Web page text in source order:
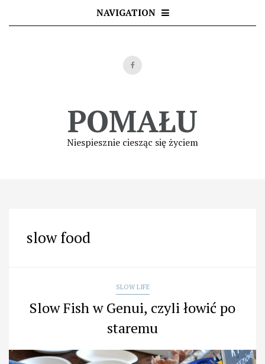
NAVIGATION
POMAŁU
Niespiesznie ciesząc się życiem
slow food
SLOW LIFE
Slow Fish w Genui, czyli łowić po
staremu